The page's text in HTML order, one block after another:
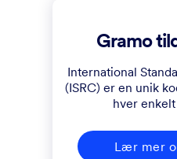
Gramo
International
(ISRC) er en unik
hver
Lær mer